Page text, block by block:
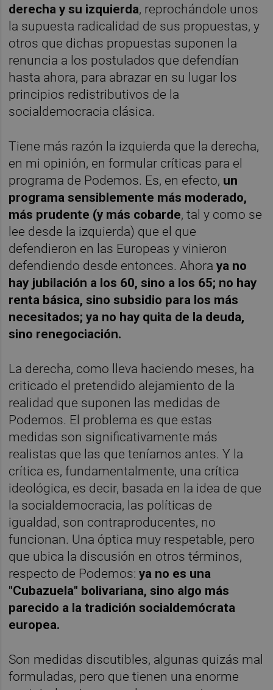
derecha y su izquierda, reprochándole unos
la supuesta radicalidad de sus propuestas, y
otros que dichas propuestas suponen la
renuncia a los postulados que defendían
hasta ahora, para abrazar en su lugar los
principios redistributivos de la
socialdemocracia clásica.
Tiene más razón la izquierda que la derecha,
en mi opinión, en formular críticas para el
programa de Podemos. Es, en efecto, un
programa sensiblemente más moderado,
más prudente (y más cobarde, tal y como se
lee desde la izquierda) que el que
defendieron en las Europeas y vinieron
defendiendo desde entonces. Ahoraya no
hay jubilación a los 60, sino a los 65; no hay
renta básica, sino subsidio para los más
necesitados; ya no hay quita de la deuda,
sino renegociación.
La derecha, como lleva haciendo meses, ha
criticado el pretendido alejamiento de la
realidad que suponen las medidas de
Podemos. El problema es que estas
medidas son significativamente más
realistas que las que teníamos antes. Y la
crítica es, fundamentalmente, una crítica
ideológica, es decir, basada en la idea de que
la socialdemocracia, las políticas de
igualdad, son contraproducentes, no
funcionan. Una óptica muy respetable, pero
que ubica la discusión en otros términos,
respecto de Podemos:ya no es una
"Cubazuela" bolivariana, sino algo más
parecido a la tradición socialdemócrata
europea.
Son medidas discutibles, algunas quizás mal
formuladas, pero que tienen una enorme